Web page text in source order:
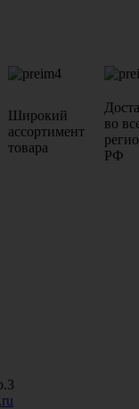
Широкий
ассортимент
товара
во
РФ